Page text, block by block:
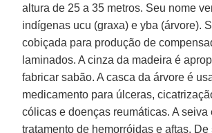
altura de 25 a 35 metros. Seu nome
indígenas ucu (graxa) e yba (árvore).
cobiçada para produção de
laminados. A cinza da madeira é
fabricar sabão. A casca da árvore é
medicamento para úlceras,
cólicas e doenças reumáticas. A seiva
tratamento de hemorróidas e aftas.